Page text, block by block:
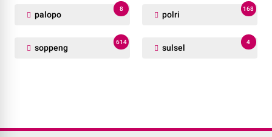
palopo
8
polri
168
soppeng
614
sulsel
4